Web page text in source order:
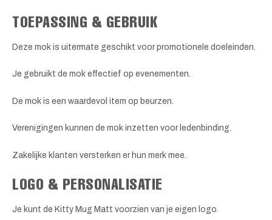
TOEPASSING & GEBRUIK
Deze mok is uitermate geschikt voor promotionele doeleinden.
Je gebruikt de mok effectief op evenementen.
De mok is een waardevol item op beurzen.
Verenigingen kunnen de mok inzetten voor ledenbinding.
Zakelijke klanten versterken er hun merk mee.
LOGO & PERSONALISATIE
Je kunt de Kitty Mug Matt voorzien van je eigen logo.